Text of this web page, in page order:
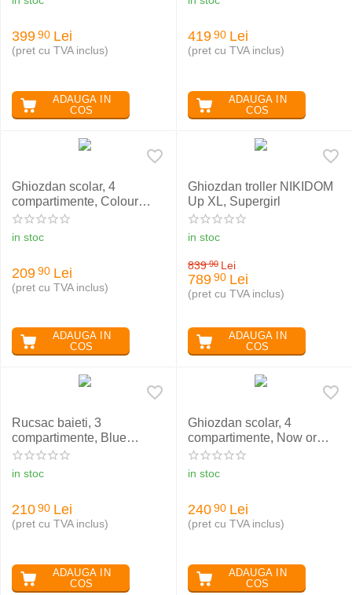
399 90 Lei
(pret cu TVA inclus)
ADAUGA IN
COS
419 90 Lei
(pret cu TVA inclus)
ADAUGA IN
COS
Ghiozdan scolar, 4
compartimente, Colour
Anime, ST Right BP01
in stoc
209 90 Lei
(pret cu TVA inclus)
ADAUGA IN
COS
Ghiozdan troller NIKIDOM
Up XL, Supergirl
in stoc
839 90 Lei
789 90 Lei
(pret cu TVA inclus)
ADAUGA IN
COS
Rucsac baieti, 3
compartimente, Blue
Gamer, ST.RIGHT BP26
in stoc
210 90 Lei
(pret cu TVA inclus)
ADAUGA IN
COS
Ghiozdan scolar, 4
compartimente, Now or
Never, ST Right BP01
in stoc
240 90 Lei
(pret cu TVA inclus)
ADAUGA IN
COS